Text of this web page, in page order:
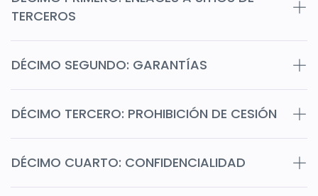
TERCEROS
DÉCIMO SEGUNDO: GARANTÍAS
DÉCIMO TERCERO: PROHIBICIÓN DE CESIÓN
DÉCIMO CUARTO: CONFIDENCIALIDAD